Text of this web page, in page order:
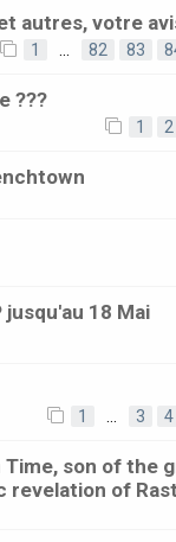
autres, votre
1 82 83
???
1 2
jusqu'au 18 Mai
1 3 4
son of the
revelation of